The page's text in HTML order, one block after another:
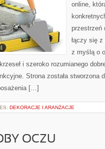
online,
przestrzeń
łączy się
z myślą o
i szeroko rozumianego
Strona została stworzona
[…]
DEKORACJE I ARANŻACJE
OCZU